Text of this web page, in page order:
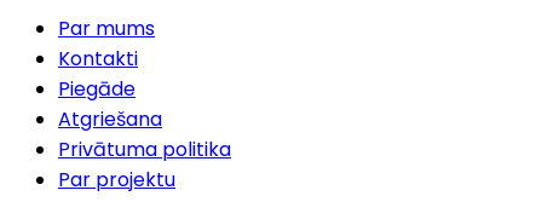
Par mums
Kontakti
Piegāde
Atgriešana
Privātuma politika
Par projektu